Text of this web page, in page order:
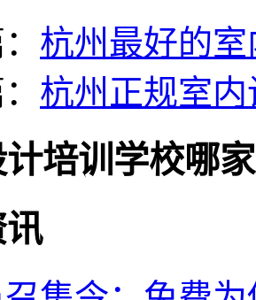
杭州最好的
杭州正规室
培训学校哪